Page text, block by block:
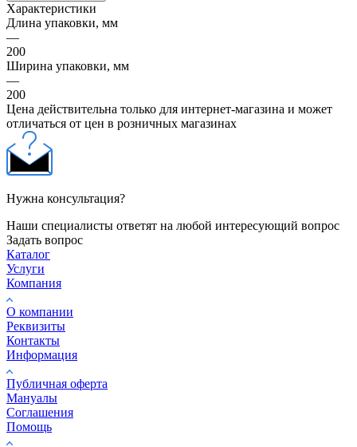
Характеристики
Длина упаковки, мм
—
200
Ширина упаковки, мм
—
200
Цена действительна только для интернет-магазина и может
отличаться от цен в розничных магазинах
Нужна консультация?
Наши специалисты ответят на любой интересующий вопрос
Задать вопрос
Каталог
Услуги
Компания
О компании
Реквизиты
Контакты
Информация
Публичная оферта
Мануалы
Соглашения
Помощь